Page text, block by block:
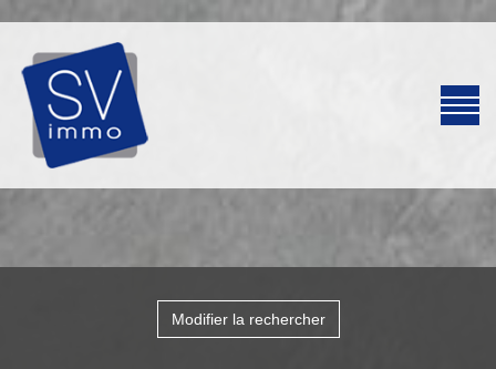
Modifier la rechercher